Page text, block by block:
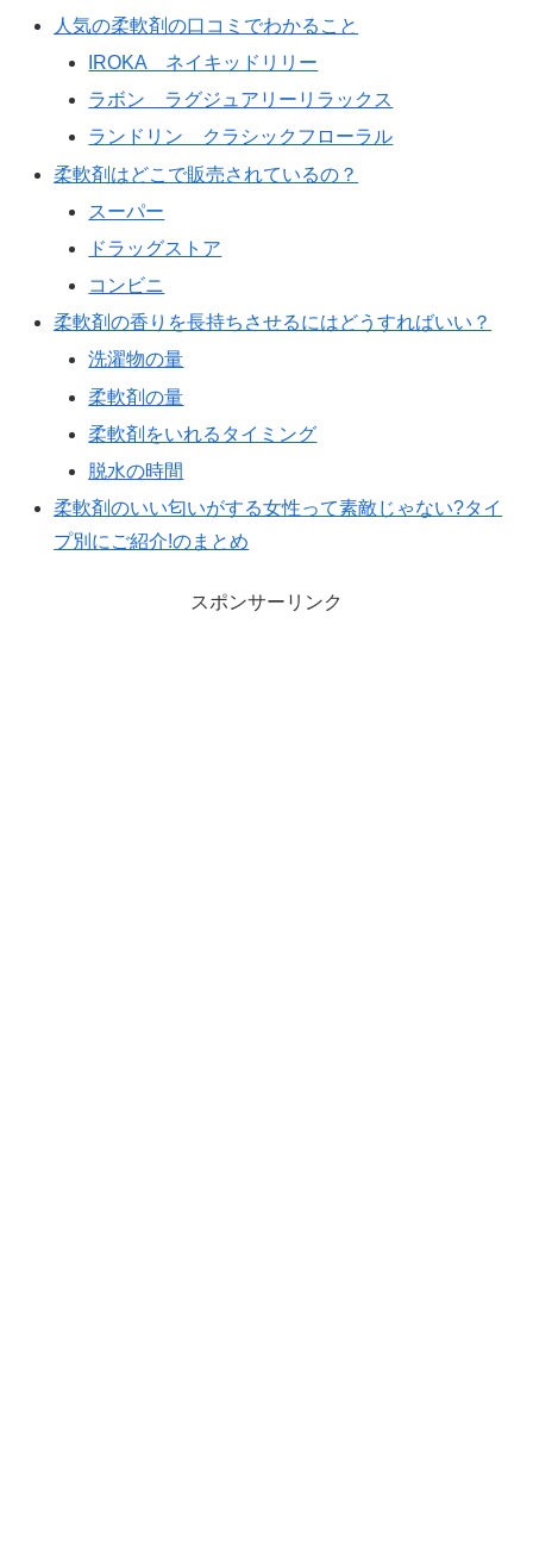
人気の柔軟剤の口コミでわかること
IROKA ネイキッドリリー
ラボン ラグジュアリーリラックス
ランドリン クラシックフローラル
柔軟剤はどこで販売されているの？
スーパー
ドラッグストア
コンビニ
柔軟剤の香りを長持ちさせるにはどうすればいい？
洗濯物の量
柔軟剤の量
柔軟剤をいれるタイミング
脱水の時間
柔軟剤のいい匂いがする女性って素敵じゃない?タイ
プ別にご紹介!のまとめ
スポンサーリンク